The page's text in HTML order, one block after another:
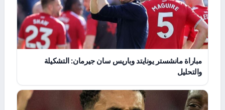
مباراة مانشستر يونايتد وباريس سان جيرمان: التشكيلة
والتحليل